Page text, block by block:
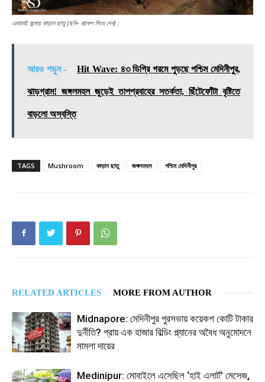
এভাবেই জন্মায় কাড়ান‌ ছাতু (ছবি- রাকেশ‌ সিংহ দেব) :
আরও পড়ুন - Hit Wave: ৪৩ ডিগ্রি গরমে পুড়ছে পশ্চিম মেদিনীপুর,
ঝাড়গ্রাম! জঙ্গলমহল জুড়েই তাপপ্রবাহের সতর্কতা, ছিঁটেফোঁটা বৃষ্টিতে
বাড়লো অস্বস্তি
TAGS Mushroom কাড়ান ছাতু জঙ্গলমহল পশ্চিম মেদিনীপুর
RELATED ARTICLES MORE FROM AUTHOR
Midnapore: মেদিনীপুর পুরসভায় কয়েকশ কোটি টাকার
দুর্নীতি? প্রায় এক হাজার বিল্ডিং প্ল্যানের অবৈধ অনুমোদনে
মামলা দায়ের
Medinipur: মোবাইলে এসেছিল ‘হাই এলার্ট’ মেসেজ,